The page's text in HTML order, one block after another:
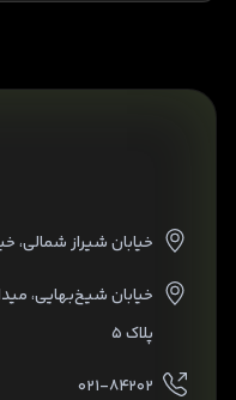
خیابان شیراز شمالی،
خیابان شیخ‌بهایی،
پلاک ۵
۰۲۱-۸۴۲۰۲